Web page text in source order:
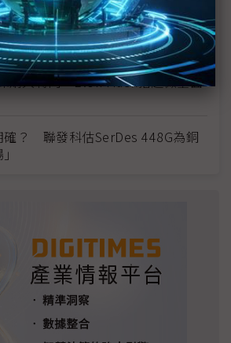
率達標 聯發科第2代ASIC產品
購大轉向 Elon Musk捨超微全面
確？ 聯發科估SerDes 448G為銅